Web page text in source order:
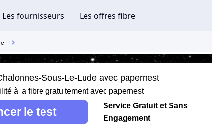
Sous-Le-Lude avec papernest
à la fibre gratuitement avec papernest
le test
Service Gratuit et Sans
Engagement